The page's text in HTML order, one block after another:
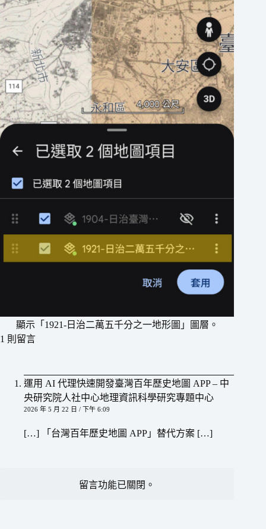
顯示「1921-日治二萬五千分之一地形圖」圖層。
1 則留言
運用 AI 代理快速開發臺灣百年歷史地圖 APP – 中
央研究院人社中心地理資訊科學研究專題中心
2026 年 5 月 22 日 / 下午 6:09
[…] 「台灣百年歷史地圖 APP」替代方案 […]
留言功能已關閉。